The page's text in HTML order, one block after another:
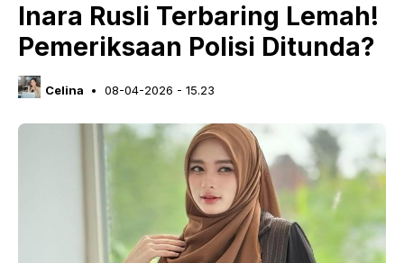
Inara Rusli Terbaring Lemah!
Pemeriksaan Polisi Ditunda?
Celina 08-04-2026 - 15.23